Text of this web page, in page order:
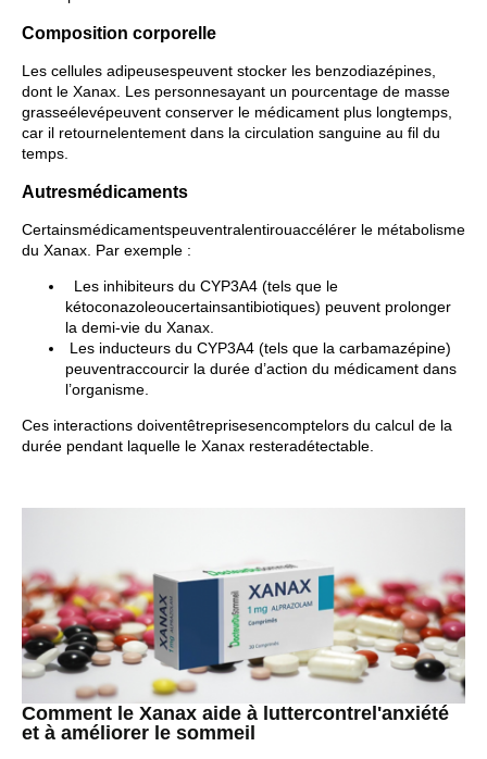
Composition corporelle
Les cellules adipeusespeuvent stocker les benzodiazépines,
dont le Xanax. Les personnesayant un pourcentage de masse
grasseélevépeuvent conserver le médicament plus longtemps,
car il retournelentement dans la circulation sanguine au fil du
temps.
Autresmédicaments
Certainsmédicamentspeuventralentirouaccélérer le métabolisme
du Xanax. Par exemple :
Les inhibiteurs du CYP3A4 (tels que le
kétoconazoleoucertainsantibiotiques) peuvent prolonger
la demi-vie du Xanax.
Les inducteurs du CYP3A4 (tels que la carbamazépine)
peuventraccourcir la durée d’action du médicament dans
l’organisme.
Ces interactions doiventêtreprisesencomptelors du calcul de la
durée pendant laquelle le Xanax resteradétectable.
Comment le Xanax aide à luttercontrel'anxiété
et à améliorer le sommeil